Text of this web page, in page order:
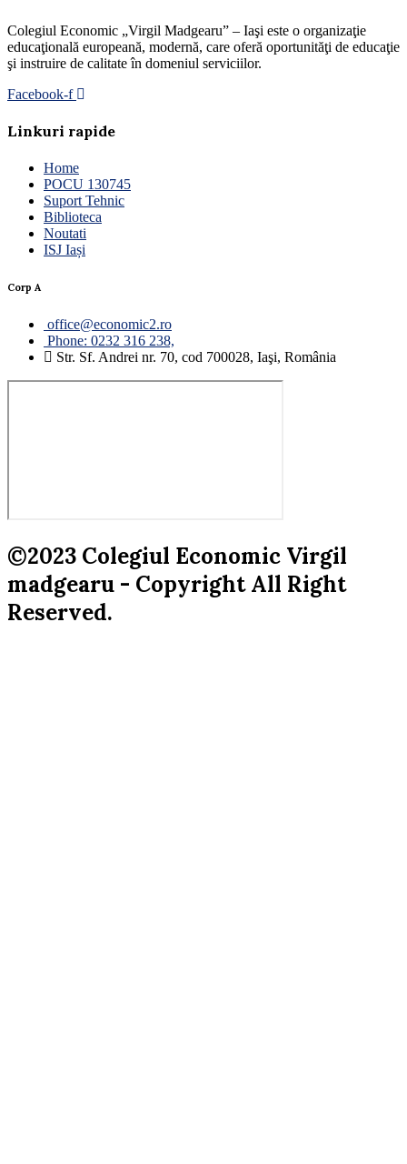
Colegiul Economic „Virgil Madgearu” – Iaşi este o organizaţie
educaţională europeană, modernă, care oferă oportunităţi de educaţie
şi instruire de calitate în domeniul serviciilor.
Facebook-f
Linkuri rapide
Home
POCU 130745
Suport Tehnic
Biblioteca
Noutati
ISJ Iași
Corp A
office@economic2.ro
Phone: 0232 316 238,
Str. Sf. Andrei nr. 70, cod 700028, Iaşi, România
©2023 Colegiul Economic Virgil
madgearu - Copyright All Right
Reserved.